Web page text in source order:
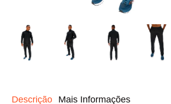
Descrição Mais Informações